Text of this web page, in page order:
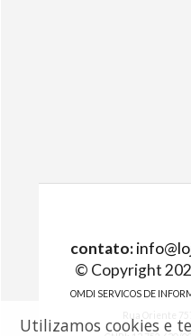
contato:
© Copyright
OMDI SERVICOS DE
Utilizamos cookies e